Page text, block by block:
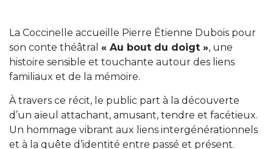
La Coccinelle accueille Pierre Étienne Dubois pour
son conte théâtral « Au bout du doigt », une
histoire sensible et touchante autour des liens
familiaux et de la mémoire.
À travers ce récit, le public part à la découverte
d’un aïeul attachant, amusant, tendre et facétieux.
Un hommage vibrant aux liens intergénérationnels
et à la quête d’identité entre passé et présent.